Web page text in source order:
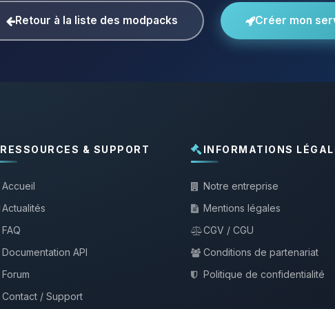
Retour à la liste des modpacks Créer mon
RESSOURCES & SUPPORT
Accueil
Actualités
FAQ
Documentation API
Forum
Contact / Support
INFORMATIONS
Notre entreprise
Mentions légales
CGV / CGU
Conditions de partenariat
Politique de confidentialité